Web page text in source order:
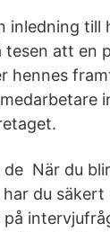
inledning till
tesen att en
hennes
När du
du säkert
på